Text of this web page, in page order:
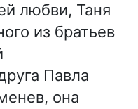
любви, Таня
из братьев
Павла
она